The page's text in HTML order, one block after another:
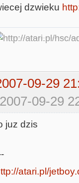
dzwieku
09-29
09-29
juz dzis
atari.pl/